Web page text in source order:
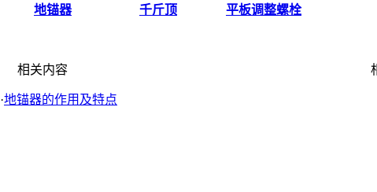
地锚器 千斤顶 平板调整螺栓
相关内容
·地锚器的作用及特点